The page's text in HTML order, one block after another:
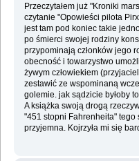
Przeczytałem już "Kroniki
czytanie "Opowieści pilota
jest tam pod koniec takie
po śmierci swojej rodziny
przypominają członków jego
obecność i towarzystwo
żywym człowiekiem
zestawić ze wspominaną
golemie. jak sądzicie byłoby
A książka swoją drogą
"451 stopni Fahrenheita" tego
przyjemna. Kojrzyła mi się